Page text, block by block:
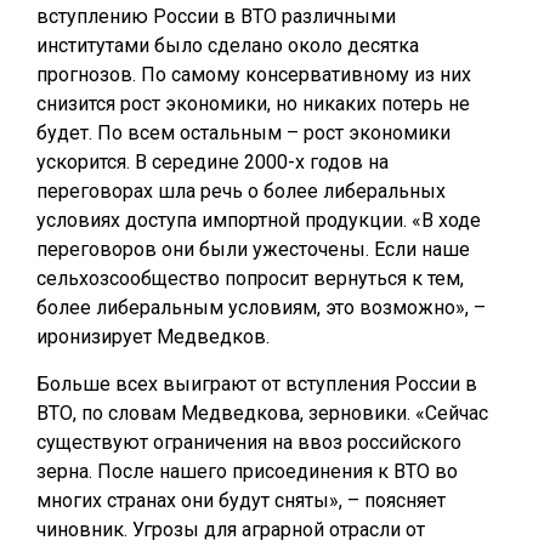
вступлению России в ВТО различными
институтами было сделано около десятка
прогнозов. По самому консервативному из них
снизится рост экономики, но никаких потерь не
будет. По всем остальным – рост экономики
ускорится. В середине 2000-х годов на
переговорах шла речь о более либеральных
условиях доступа импортной продукции. «В ходе
переговоров они были ужесточены. Если наше
сельхозсообщество попросит вернуться к тем,
более либеральным условиям, это возможно», –
иронизирует Медведков.
Больше всех выиграют от вступления России в
ВТО, по словам Медведкова, зерновики. «Сейчас
существуют ограничения на ввоз российского
зерна. После нашего присоединения к ВТО во
многих странах они будут сняты», – поясняет
чиновник. Угрозы для аграрной отрасли от